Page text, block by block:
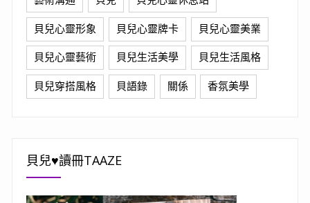
貝兒心靈形象 貝兒心靈牌卡 貝兒心靈美業
貝兒心靈藝術 貝兒生活美學 貝兒生活風格
貝兒穿搭風格 貝語錄 關係 香氛美學
貝兒♥讀冊TAAZE